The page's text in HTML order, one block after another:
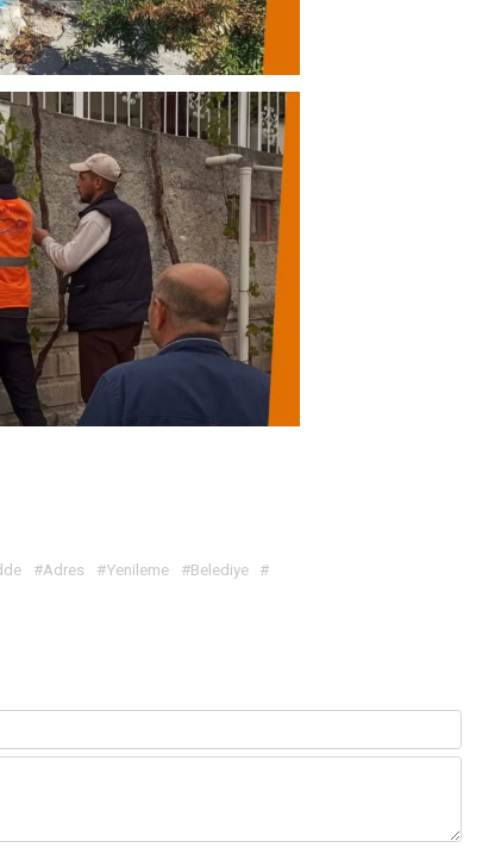
#Adres #Yenileme #Belediye #